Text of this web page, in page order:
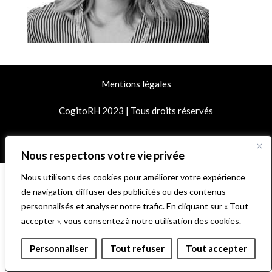
Nous respectons votre vie privée
Nous utilisons des cookies pour améliorer votre expérience
de navigation, diffuser des publicités ou des contenus
personnalisés et analyser notre trafic. En cliquant sur « Tout
accepter », vous consentez à notre utilisation des cookies.
Personnaliser Tout refuser Tout accepter
Mentions légales
CogitoRH 2023 | Tous droits réservés